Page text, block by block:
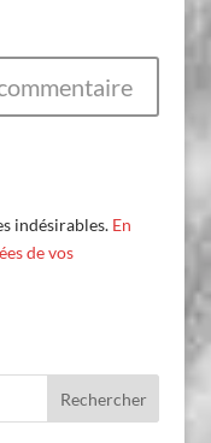
indésirables. En
de vos